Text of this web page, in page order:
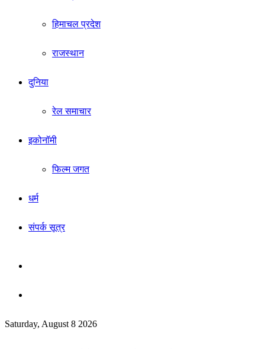
हिमाचल प्रदेश
राजस्थान
दुनिया
रेल समाचार
इकोनॉमी
फिल्म जगत
धर्म
संपर्क सूत्र
for
Saturday, August 8 2026